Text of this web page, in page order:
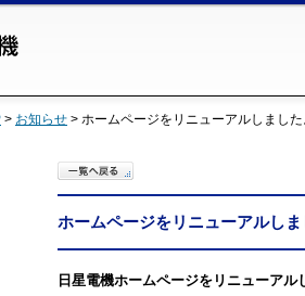
> お知らせ > ホームページをリニューアルしました
ホームページをリニューアルしま
日星電機ホームページをリニューアル